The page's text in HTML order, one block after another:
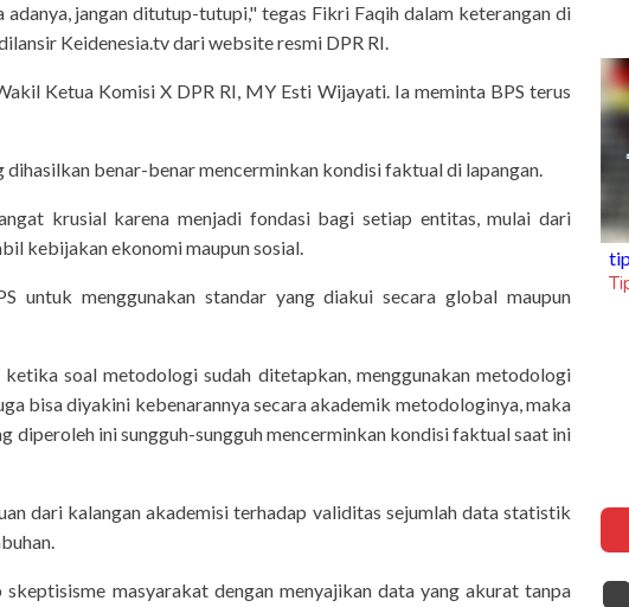
jangan ditutup-tutupi," tegas Fikri Faqih dalam keterangan di
Keidenesia.tv dari website resmi DPR RI.
Ketua Komisi X DPR RI, MY Esti Wijayati. Ia meminta BPS terus
benar-benar mencerminkan kondisi faktual di lapangan.
krusial karena menjadi fondasi bagi setiap entitas, mulai dari
kebijakan ekonomi maupun sosial.
untuk menggunakan standar yang diakui secara global maupun
soal metodologi sudah ditetapkan, menggunakan metodologi
bisa diyakini kebenarannya secara akademik metodologinya, maka
diperoleh ini sungguh-sungguh mencerminkan kondisi faktual saat ini
dari kalangan akademisi terhadap validitas sejumlah data statistik
skeptisisme masyarakat dengan menyajikan data yang akurat tanpa
Lumajang Jawa Timur
Tips Trick Today, Jumat 7 Agustus